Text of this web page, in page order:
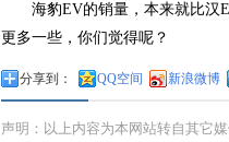
海豹EV的销量，本来就比汉
更多一些，你们觉得呢？
分享到： QQ空间 新浪微博
声明：以上内容为本网站转自其它